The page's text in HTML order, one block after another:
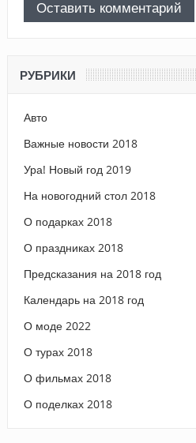
РУБРИКИ
Авто
Важные новости 2018
Ура! Новый год 2019
На новогодний стол 2018
О подарках 2018
О праздниках 2018
Предсказания на 2018 год
Календарь на 2018 год
О моде 2022
О турах 2018
О фильмах 2018
О поделках 2018